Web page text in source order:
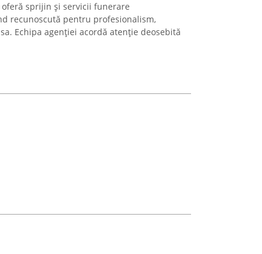
oferă sprijin și servicii funerare
recunoscută pentru profesionalism,
Echipa agenției acordă atenție deosebită